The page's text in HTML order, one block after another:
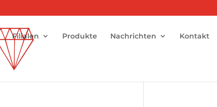
Filialen Produkte Nachrichten Kontakt